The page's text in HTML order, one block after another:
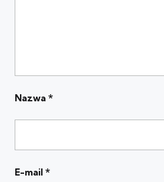
Nazwa *
E-mail *